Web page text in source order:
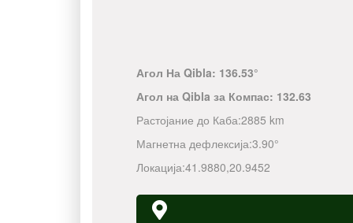
Агол На Qibla: 136.53°
Агол на Qibla за Компас: 132.63
Растојание до Каба:2885 km
Магнетна дефлексија:3.90°
Локација:41.9880,20.9452